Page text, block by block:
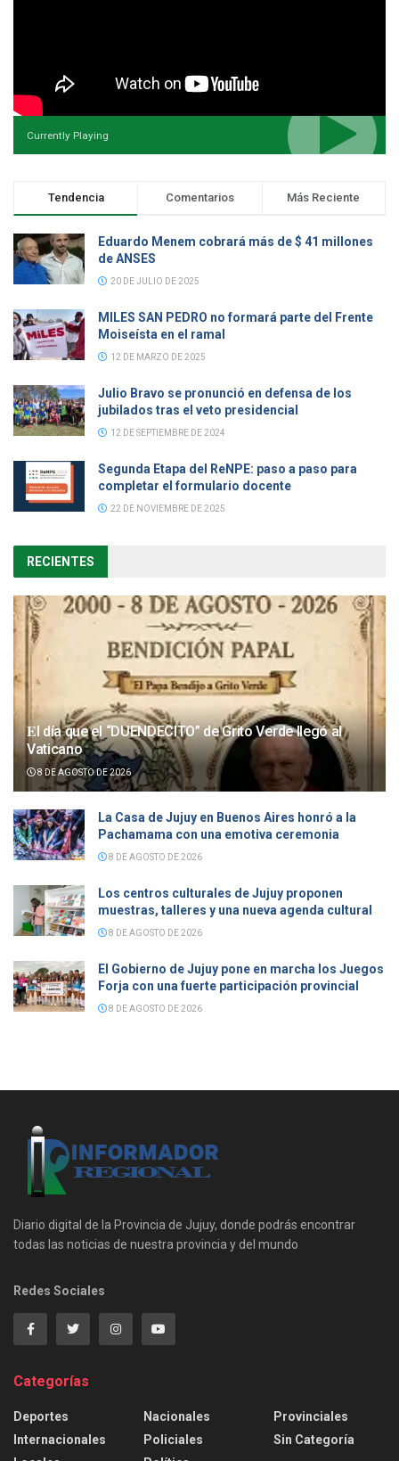
Currently Playing
Tendencia Comentarios Más Reciente
Eduardo Menem cobrará más de $ 41 millones
de ANSES
20 DE JULIO DE 2025
MILES SAN PEDRO no formará parte del Frente
Moiseísta en el ramal
12 DE MARZO DE 2025
Julio Bravo se pronunció en defensa de los
jubilados tras el veto presidencial
12 DE SEPTIEMBRE DE 2024
Segunda Etapa del ReNPE: paso a paso para
completar el formulario docente
22 DE NOVIEMBRE DE 2025
RECIENTES
𝐄l día que el “DUENDECITO” de Grito Verde llegó al
Vaticano
8 DE AGOSTO DE 2026
La Casa de Jujuy en Buenos Aires honró a la
Pachamama con una emotiva ceremonia
8 DE AGOSTO DE 2026
Los centros culturales de Jujuy proponen
muestras, talleres y una nueva agenda cultural
8 DE AGOSTO DE 2026
El Gobierno de Jujuy pone en marcha los Juegos
Forja con una fuerte participación provincial
8 DE AGOSTO DE 2026
Diario digital de la Provincia de Jujuy, donde podrás encontrar
todas las noticias de nuestra provincia y del mundo
Redes Sociales
Categorías
Deportes
Internacionales
Nacionales
Policiales
Provinciales
Sin Categoría